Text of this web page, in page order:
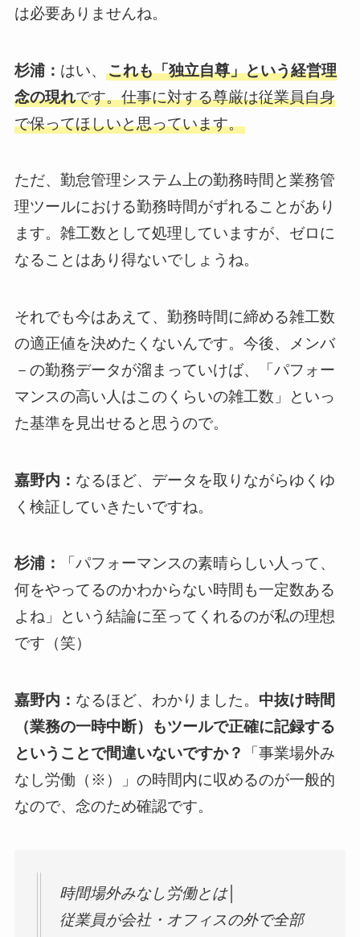
は必要ありませんね。
杉浦： はい、 これも「独立自尊」という経営理
念の現れです。仕事に対する尊厳は従業員自身
で保ってほしいと思っています。
ただ、勤怠管理システム上の勤務時間と業務管
理ツールにおける勤務時間がずれることがあり
ます。雑工数として処理していますが、ゼロに
なることはあり得ないでしょうね。
それでも今はあえて、勤務時間に締める雑工数
の適正値を決めたくないんです。今後、メンバ
－の勤務データが溜まっていけば、「パフォー
マンスの高い人はこのくらいの雑工数」といっ
た基準を見出せると思うので。
嘉野内： なるほど、データを取りながらゆくゆ
く検証していきたいですね。
杉浦：
「パフォーマンスの素晴らしい人って、
何をやってるのかわからない時間も一定数ある
よね」という結論に至ってくれるのが私の理想
です（笑）
嘉野内： なるほど、わかりました。 中抜け時間
（業務の一時中断）もツールで正確に記録する
ということで間違いないですか？
「事業場外み
なし労働（※）」の時間内に収めるのが一般的
なので、念のため確認です。
時間場外みなし労働とは│
従業員が会社・オフィスの外で全部